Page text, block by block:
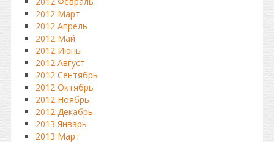
2012 Март
2012 Апрель
2012 Май
2012 Июнь
2012 Август
2012 Сентябрь
2012 Октябрь
2012 Ноябрь
2012 Декабрь
2013 Январь
2013 Март